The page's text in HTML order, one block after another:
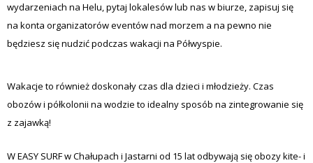
wydarzeniach na Helu, pytaj lokalesów lub nas w biurze, zapisuj się
na konta organizatorów eventów nad morzem a na pewno nie
będziesz się nudzić podczas wakacji na Półwyspie.
Wakacje to również doskonały czas dla dzieci i młodzieży. Czas
obozów i półkolonii na wodzie to idealny sposób na zintegrowanie się
z zajawką!
W EASY SURF w Chałupach i Jastarni od 15 lat odbywają się obozy kite- i